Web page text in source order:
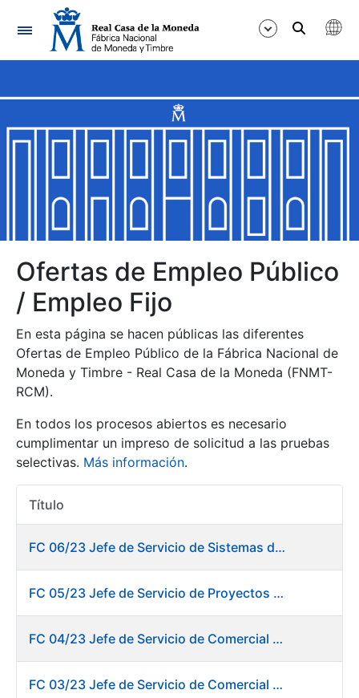
Navegación
Mostrar/Ocultar
Mostrar/Ocultar
Mostrar/Ocultar
Mostrar/Ocultar
Mostrar/Ocultar
Mostrar/Ocultar
Mostrar/Ocultar
Mostrar/Ocultar
Ofertas de Empleo Público
/ Empleo Fijo
En esta página se hacen públicas las diferentes
Ofertas de Empleo Público de la Fábrica Nacional de
Moneda y Timbre - Real Casa de la Moneda (FNMT-
RCM).
En todos los procesos abiertos es necesario
cumplimentar un impreso de solicitud a las pruebas
selectivas. Más información.
Título
FC 06/23 Jefe de Servicio de Sistemas de Información de Fábrica de Papel
FC 05/23 Jefe de Servicio de Proyectos Digitales
FC 04/23 Jefe de Servicio de Comercial de Productos Gráficos
FC 03/23 Jefe de Servicio de Comercial de Documentos de Identificación y Tarjetas y Servicios Digitales